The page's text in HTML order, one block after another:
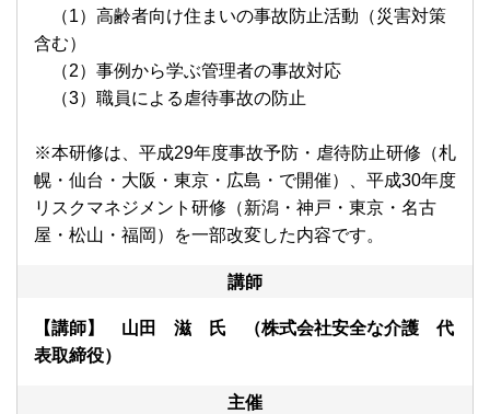
（1）高齢者向け住まいの事故防止活動（災害対策
含む）
（2）事例から学ぶ管理者の事故対応
（3）職員による虐待事故の防止
※本研修は、平成29年度事故予防・虐待防止研修（札
幌・仙台・大阪・東京・広島・で開催）、平成30年度
リスクマネジメント研修（新潟・神戸・東京・名古
屋・松山・福岡）を一部改変した内容です。
講師
【講師】 山田 滋 氏 （株式会社安全な介護 代
表取締役）
主催